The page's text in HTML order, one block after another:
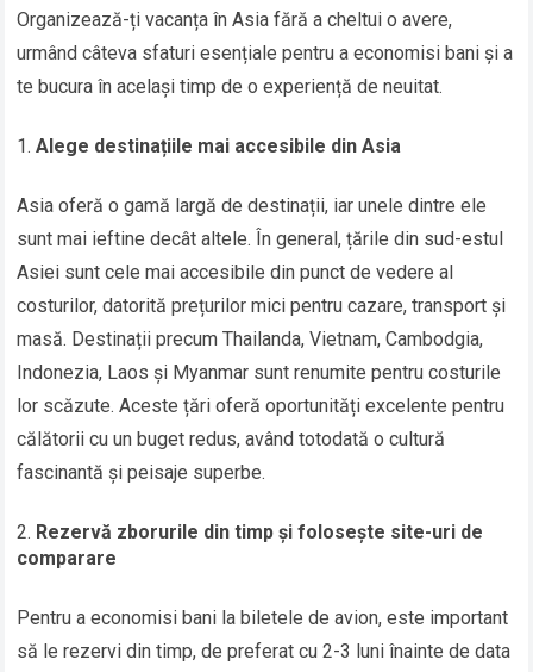
Organizează-ți vacanța în Asia fără a cheltui o avere,
urmând câteva sfaturi esențiale pentru a economisi bani și a
te bucura în același timp de o experiență de neuitat.
Alege destinațiile mai accesibile din Asia
Asia oferă o gamă largă de destinații, iar unele dintre ele
sunt mai ieftine decât altele. În general, țările din sud-estul
Asiei sunt cele mai accesibile din punct de vedere al
costurilor, datorită prețurilor mici pentru cazare, transport și
masă. Destinații precum Thailanda, Vietnam, Cambodgia,
Indonezia, Laos și Myanmar sunt renumite pentru costurile
lor scăzute. Aceste țări oferă oportunități excelente pentru
călătorii cu un buget redus, având totodată o cultură
fascinantă și peisaje superbe.
Rezervă zborurile din timp și folosește site-uri de
comparare
Pentru a economisi bani la biletele de avion, este important
să le rezervi din timp, de preferat cu 2-3 luni înainte de data